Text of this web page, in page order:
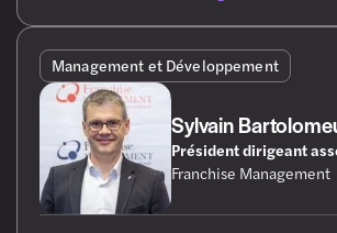
Management et Développement
Sylvain
Président dirigeant
Franchise Management